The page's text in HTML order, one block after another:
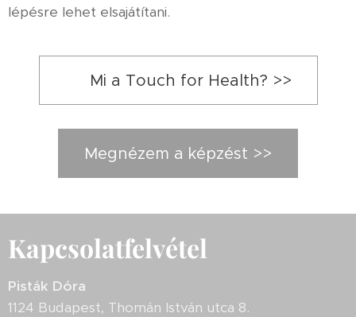
lépésre lehet elsajátítani.
👉 Mi a Touch for Health? >>
Megnézem a képzést >>
Kapcsolatfelvétel
Pisták Dóra
1124 Budapest, Thomán István utca 8.